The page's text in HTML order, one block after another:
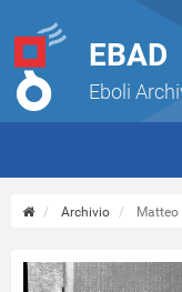
EBAD
Eboli
Archivio